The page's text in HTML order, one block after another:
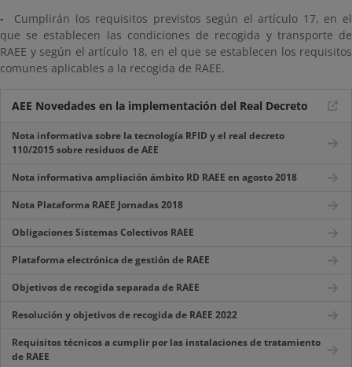
- Cumplirán los requisitos previstos según el artículo 17, en el
que se establecen las condiciones de recogida y transporte de
RAEE y según el artículo 18, en el que se establecen los requisitos
comunes aplicables a la recogida de RAEE.
AEE Novedades en la implementación del Real Decreto
Nota informativa sobre la tecnología RFID y el real decreto
110/2015 sobre residuos de AEE
Nota informativa ampliación ámbito RD RAEE en agosto 2018
Nota Plataforma RAEE Jornadas 2018
Obligaciones Sistemas Colectivos RAEE
Plataforma electrónica de gestión de RAEE
Objetivos de recogida separada de RAEE
Resolución y objetivos de recogida de RAEE 2022
Requisitos técnicos a cumplir por las instalaciones de tratamiento
de RAEE